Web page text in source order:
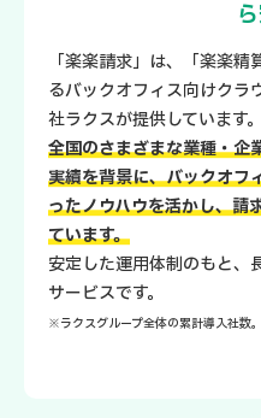
「楽楽請求」は、「楽楽
るバックオフィス向けクラ
社ラクスが提供しています。
全国のさまざまな業種・企
実績を背景に、バックオフ
ったノウハウを活かし、請
ています。
安定した運用体制のもと、
サービスです。
※ラクスグループ全体の累計導入社数